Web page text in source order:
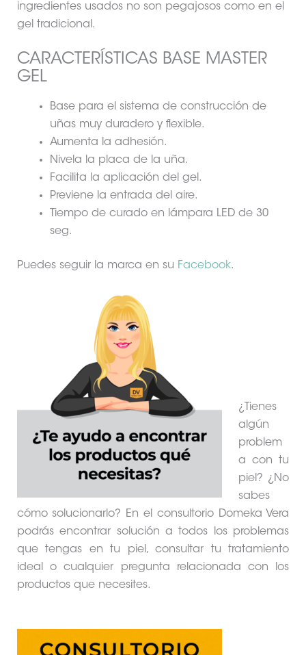
ingredientes usados no son pegajosos como en el
gel tradicional.
CARACTERÍSTICAS BASE MASTER
GEL
Base para el sistema de construcción de
uñas muy duradero y flexible.
Aumenta la adhesión.
Nivela la placa de la uña.
Facilita la aplicación del gel.
Previene la entrada del aire.
Tiempo de curado en lámpara LED de 30
seg.
Puedes seguir la marca en su Facebook.
¿Tienes
algún
problem
a con tu
piel? ¿No
sabes
cómo solucionarlo? En el consultorio Domeka Vera
podrás encontrar solución a todos los problemas
que tengas en tu piel, consultar tu tratamiento
ideal o cualquier pregunta relacionada con los
productos que necesites.